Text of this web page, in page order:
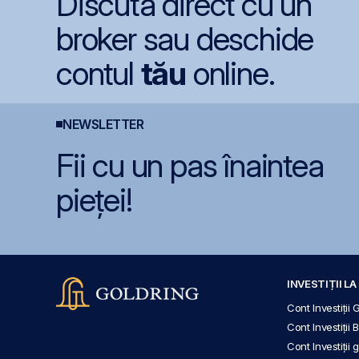
broker sau deschide
contul tău online.
NEWSLETTER
Fii cu un pas înaintea
pieței!
INVESTIȚII LA
Cont Investiții
Cont Investiții
Cont Investiții